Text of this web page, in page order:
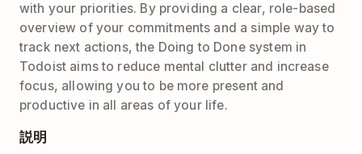
with your priorities. By providing a clear, role-based
overview of your commitments and a simple way to
track next actions, the Doing to Done system in
Todoist aims to reduce mental clutter and increase
focus, allowing you to be more present and
productive in all areas of your life.
説明